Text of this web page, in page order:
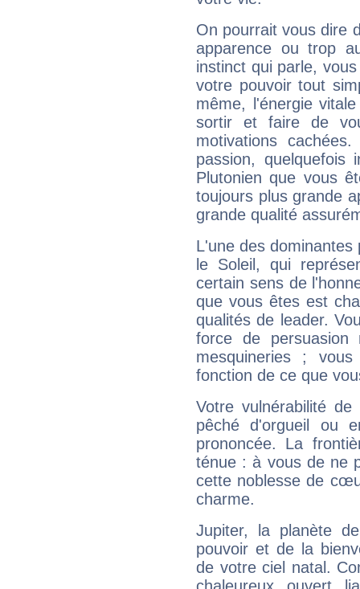
On pourrait vous dire
apparence ou trop
instinct qui parle,
votre pouvoir tout
même, l'énergie
sortir et faire de
motivations
passion, quelquefois
Plutonien que vous
toujours plus grande
grande qualité
L'une des
le Soleil, qui
certain sens de
que vous êtes est
qualités de leader.
force de
mesquineries ;
fonction de ce que
Votre vulnérabilité
pêché d'orgueil ou
prononcée. La
ténue : à vous de ne
cette noblesse de
charme.
Jupiter, la planète
pouvoir et de la
de votre ciel natal.